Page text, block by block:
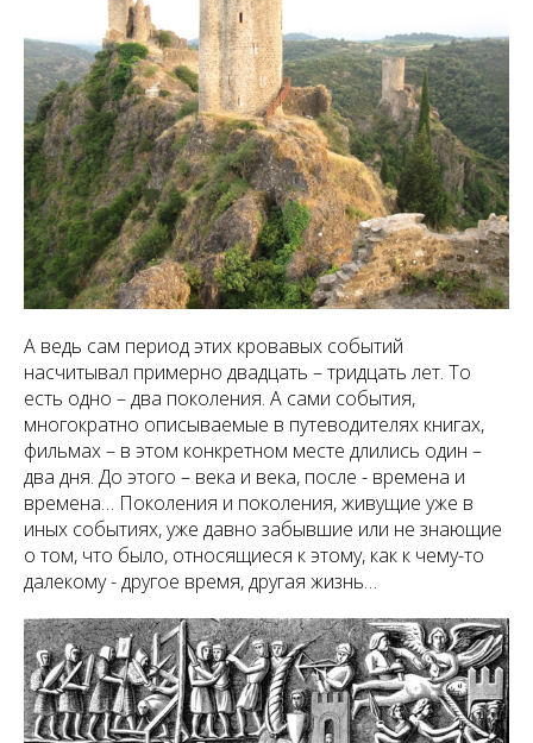
А ведь сам период этих кровавых событий
насчитывал примерно двадцать – тридцать лет. То
есть одно – два поколения. А сами события,
многократно описываемые в путеводителях книгах,
фильмах – в этом конкретном месте длились один –
два дня. До этого – века и века, после - времена и
времена… Поколения и поколения, живущие уже в
иных событиях, уже давно забывшие или не знающие
о том, что было, относящиеся к этому, как к чему-то
далекому - другое время, другая жизнь…